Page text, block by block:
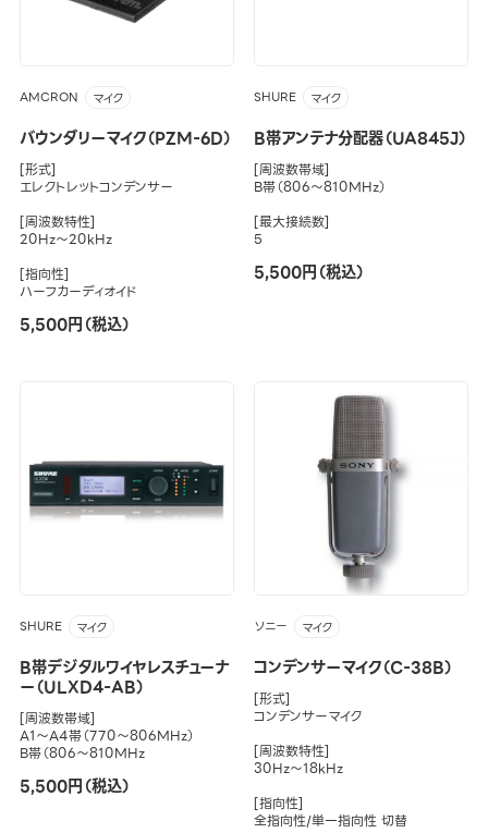
AMCRON マイク
バウンダリーマイク（PZM-6D）
[形式]
エレクトレットコンデンサー
[周波数特性]
20Hz～20kHz
[指向性]
ハーフカーディオイド
5,500円（税込）
SHURE マイク
B帯アンテナ分配器（UA845J）
[周波数帯域]
B帯（806～810MHz）
[最大接続数]
5
5,500円（税込）
SHURE マイク
B帯デジタルワイヤレスチューナ
ー（ULXD4-AB）
[周波数帯域]
A1～A4帯（770～806MHz）
B帯（806～810MHz
5,500円（税込）
ソニー マイク
コンデンサーマイク（C-38B）
[形式]
コンデンサーマイク
[周波数特性]
30Hz～18kHz
[指向性]
全指向性/単一指向性 切替